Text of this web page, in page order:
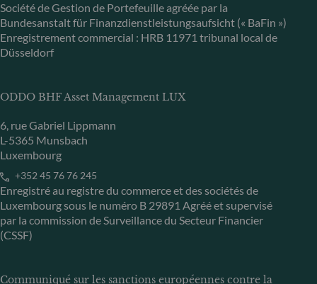
Société de Gestion de Portefeuille agréée par la
Bundesanstalt für Finanzdienstleistungsaufsicht (« BaFin »)
Enregistrement commercial : HRB 11971 tribunal local de
Düsseldorf
ODDO BHF Asset Management LUX
6, rue Gabriel Lippmann
L-5365 Munsbach
Luxembourg
+352 45 76 76 245
Enregistré au registre du commerce et des sociétés de
Luxembourg sous le numéro B 29891 Agréé et supervisé
par la commission de Surveillance du Secteur Financier
(CSSF)
Communiqué sur les sanctions européennes contre la